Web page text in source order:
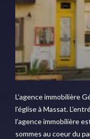
L’agence immobilière
l’église à Massat.
l’agence immobilière
sommes au coeur du